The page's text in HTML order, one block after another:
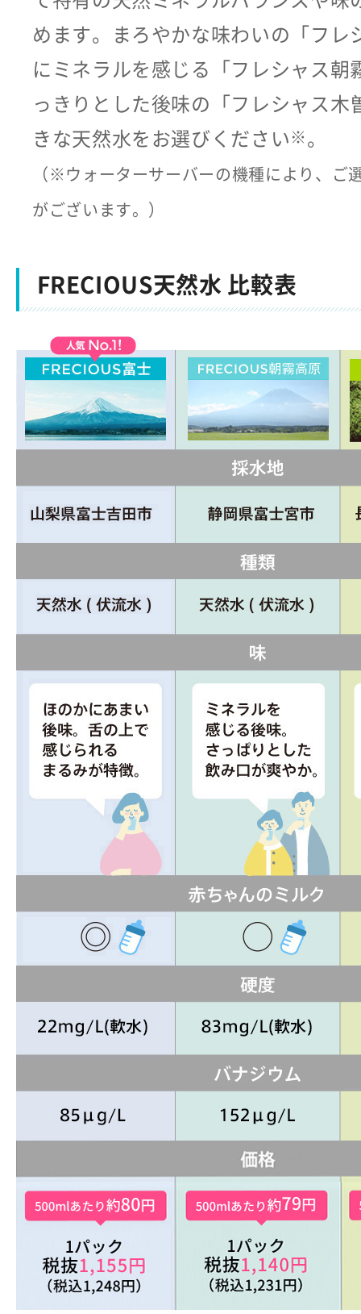
めます。まろやかな味わいの「フレ
にミネラルを感じる「フレシャス朝
っきりとした後味の「フレシャス木
きな天然水をお選びください ※ 。
（※ウォーターサーバーの機種により、ご
がございます。）
FRECIOUS天然水 比較表